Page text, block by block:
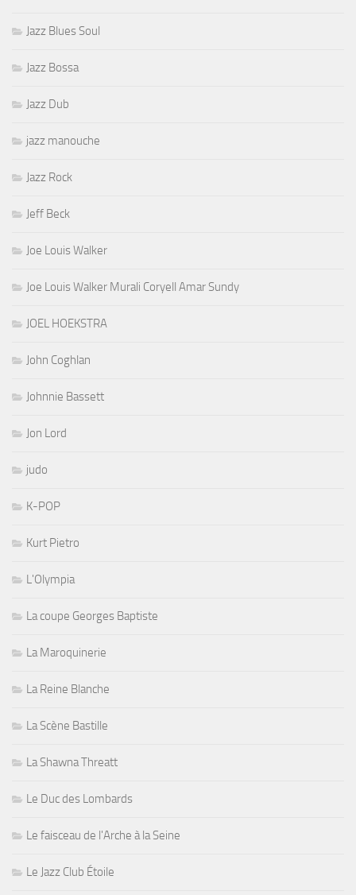
Jazz Blues Soul
Jazz Bossa
Jazz Dub
jazz manouche
Jazz Rock
Jeff Beck
Joe Louis Walker
Joe Louis Walker Murali Coryell Amar Sundy
JOEL HOEKSTRA
John Coghlan
Johnnie Bassett
Jon Lord
judo
K-POP
Kurt Pietro
L'Olympia
La coupe Georges Baptiste
La Maroquinerie
La Reine Blanche
La Scène Bastille
La Shawna Threatt
Le Duc des Lombards
Le faisceau de l'Arche à la Seine
Le Jazz Club Étoile